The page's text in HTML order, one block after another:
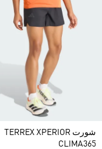
شورت TERREX XPERIOR
CLIMA365